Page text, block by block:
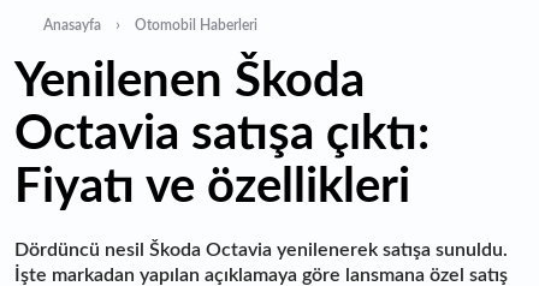
Anasayfa Otomobil Haberleri
Yenilenen Škoda
Octavia satışa çıktı:
Fiyatı ve özellikleri
Dördüncü nesil Škoda Octavia yenilenerek satışa sunuldu.
İşte markadan yapılan açıklamaya göre lansmana özel satış